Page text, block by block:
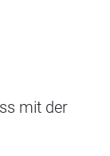
mit der